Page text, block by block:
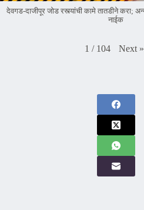
देवगड-दाजीपूर जोड रस्त्यांची कामे तातडीने करा;
नाईक
1 / 104 Next »